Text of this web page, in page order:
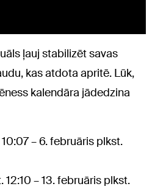
ļauj stabilizēt savas
kas atdota apritē. Lūk,
kalendāra jādedzina
– 6. februāris plkst.
12:10 – 13. februāris plkst.